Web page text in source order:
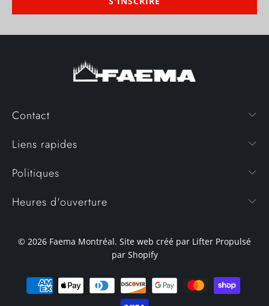
Contact
Liens rapides
Politiques
Heures d'ouverture
© 2026 Faema Montréal. Site web créé par Lifter Propulsé
par Shopify